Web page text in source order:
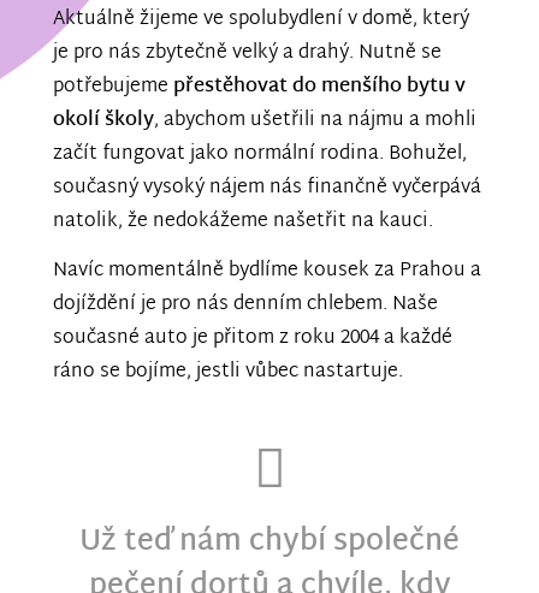
Aktuálně žijeme ve spolubydlení v domě, který
je pro nás zbytečně velký a drahý. Nutně se
potřebujeme přestěhovat do menšího bytu v
okolí školy, abychom ušetřili na nájmu a mohli
začít fungovat jako normální rodina. Bohužel,
současný vysoký nájem nás finančně vyčerpává
natolik, že nedokážeme našetřit na kauci.
Navíc momentálně bydlíme kousek za Prahou a
dojíždění je pro nás denním chlebem. Naše
současné auto je přitom z roku 2004 a každé
ráno se bojíme, jestli vůbec nastartuje.
Už teď nám chybí společné